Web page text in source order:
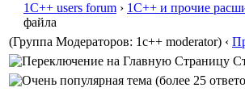
1С++ users forum › 1С++ и прочие
файла
(Группа Модераторов: 1c++ moderator) ‹